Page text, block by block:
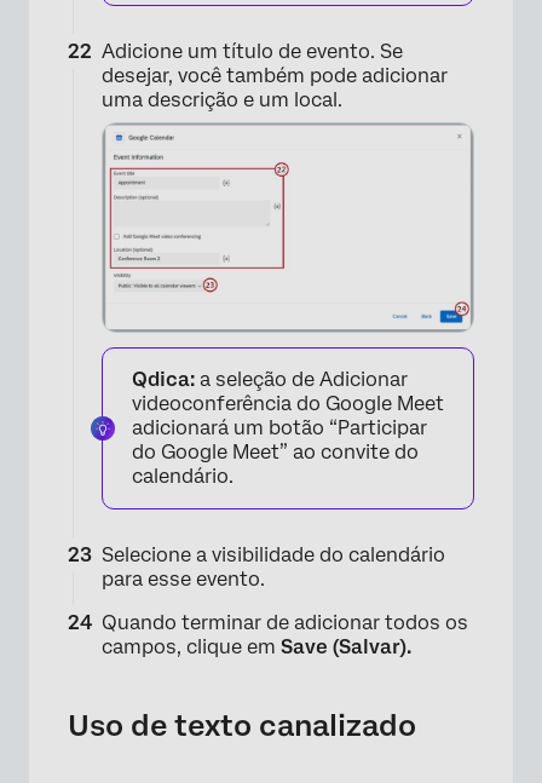
Adicione um título de evento. Se
desejar, você também pode adicionar
uma descrição e um local.
Qdica: a seleção de Adicionar
videoconferência do Google Meet
adicionará um botão “Participar
do Google Meet” ao convite do
calendário.
Selecione a visibilidade do calendário
para esse evento.
Quando terminar de adicionar todos os
campos, clique em Save (Salvar).
Uso de texto canalizado